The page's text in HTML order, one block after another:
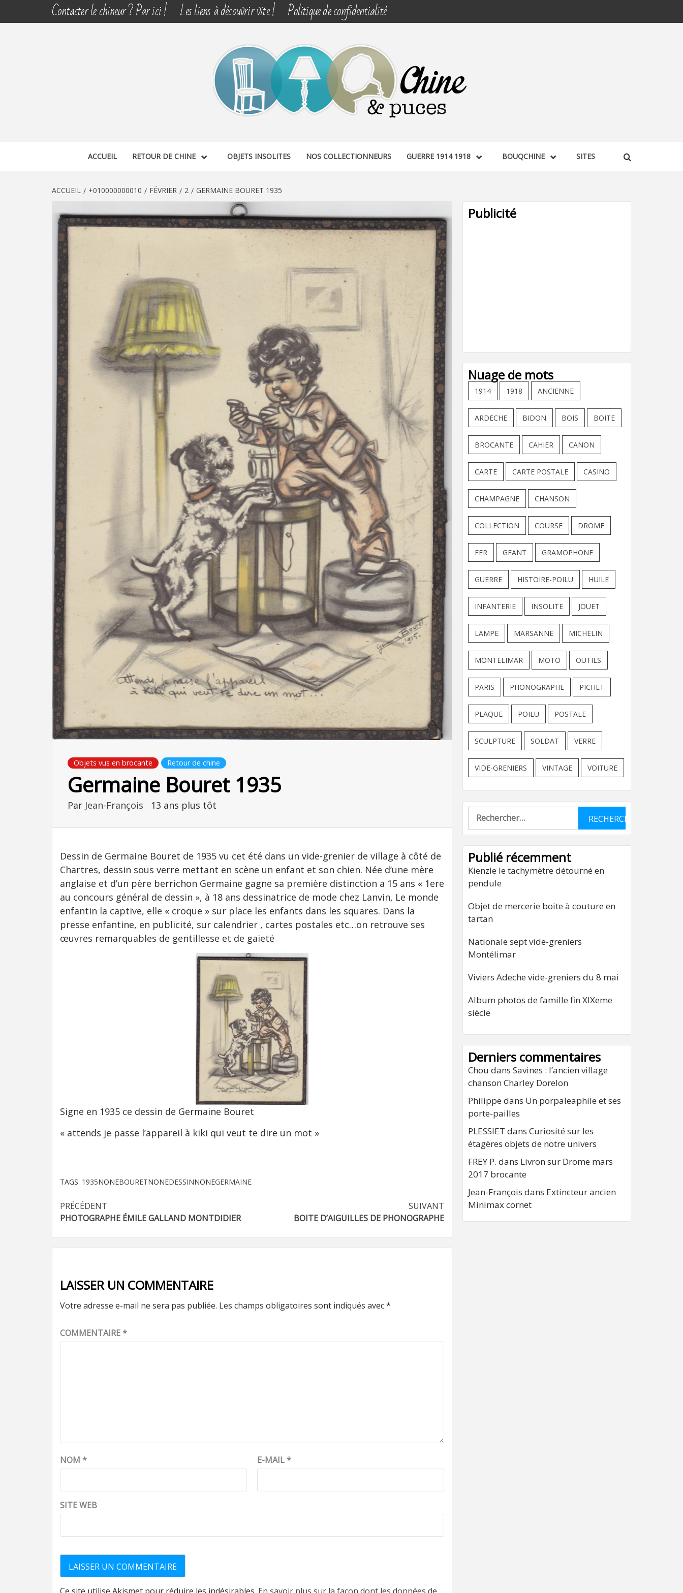
Contacter le chineur ? Par ici ! Les liens à découvrir vite ! Politique de confidentialité
CHINE & PUCES
ACCUEIL RETOUR DE CHINE OBJETS INSOLITES NOS COLLECTIONNEURS GUERRE 1914 1918 BOUQCHINE SITES
ACCUEIL +010000000010 FÉVRIER 2 GERMAINE BOURET 1935
Objets vus en brocante Retour de chine
Germaine Bouret 1935
Par Jean-François 13 ans plus tôt
Dessin de Germaine Bouret de 1935 vu cet été dans un vide-grenier de village à côté de
Chartres, dessin sous verre mettant en scène un enfant et son chien. Née d’une mère
anglaise et d’un père berrichon Germaine gagne sa première distinction a 15 ans « 1ere
au concours général de dessin », à 18 ans dessinatrice de mode chez Lanvin, Le monde
enfantin la captive, elle « croque » sur place les enfants dans les squares. Dans la
presse enfantine, en publicité, sur calendrier , cartes postales etc…on retrouve ses
œuvres remarquables de gentillesse et de gaieté
Signe en 1935 ce dessin de Germaine Bouret
« attends je passe l’appareil à kiki qui veut te dire un mot »
TAGS: 1935NONEBOURETNONEDESSINNONEGERMAINE
Navigation
d’article
PRÉCÉDENT
PHOTOGRAPHE ÉMILE GALLAND MONTDIDIER
SUIVANT
BOITE D’AIGUILLES DE PHONOGRAPHE
LAISSER UN COMMENTAIRE
Votre adresse e-mail ne sera pas publiée. Les champs obligatoires sont indiqués avec*
COMMENTAIRE*
NOM * E-MAIL*
SITE WEB
Publicité
Nuage de mots
1914 1918 ANCIENNE
ARDECHE BIDON BOIS BOITE
BROCANTE CAHIER CANON
CARTE CARTE POSTALE CASINO
CHAMPAGNE CHANSON
COLLECTION COURSE DROME
FER GEANT GRAMOPHONE
GUERRE HISTOIRE-POILU HUILE
INFANTERIE INSOLITE JOUET
LAMPE MARSANNE MICHELIN
MONTELIMAR MOTO OUTILS
PARIS PHONOGRAPHE PICHET
PLAQUE POILU POSTALE
SCULPTURE SOLDAT VERRE
VIDE-GRENIERS VINTAGE VOITURE
Rechercher :
Publié récemment
Kienzle le tachymètre détourné en
pendule
Objet de mercerie boite à couture en
tartan
Nationale sept vide-greniers
Montélimar
Viviers Adeche vide-greniers du 8 mai
Album photos de famille fin XIXeme
siècle
Derniers commentaires
Chou dans Savines : l’ancien village
chanson Charley Dorelon
Philippe dans Un porpaleaphile et ses
porte-pailles
PLESSIET dans Curiosité sur les
étagères objets de notre univers
FREY P. dans Livron sur Drome mars
2017 brocante
Jean-François dans Extincteur ancien
Minimax cornet